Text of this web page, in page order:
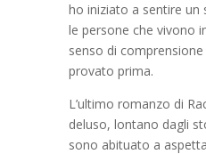
ho iniziato a sentire un
le persone che vivono
senso di
provato prima.
L’ultimo romanzo di
deluso, lontano dagli
sono abituato a